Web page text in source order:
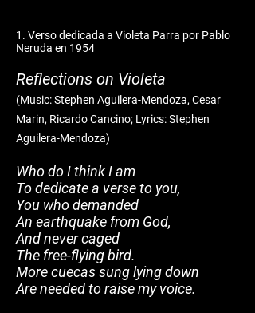
1. Verso dedicada a Violeta Parra por Pablo
Neruda en 1954
Reflections on Violeta
(Music: Stephen Aguilera-Mendoza, Cesar
Marin, Ricardo Cancino; Lyrics: Stephen
Aguilera-Mendoza)
Who do I think I am
To dedicate a verse to you,
You who demanded
An earthquake from God,
And never caged
The free-flying bird.
More cuecas sung lying down
Are needed to raise my voice.